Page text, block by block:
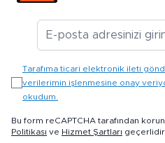
Tarafıma ticari elektronik ileti
verilerimin işlenmesine onay
okudum.
Bu form reCAPTCHA tarafından
Politikası ve Hizmet Şartları geçerlidir.